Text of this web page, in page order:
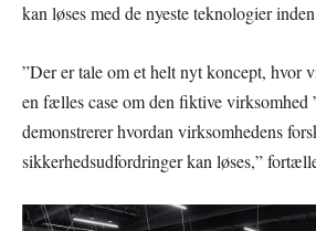
kan løses med de nyeste teknologier
”Der er tale om et helt nyt koncept, hvor
en fælles case om den fiktive virksomhed
demonstrerer hvordan virksomhedens
sikkerhedsudfordringer kan løses,”